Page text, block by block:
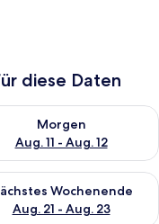
diese Daten
Aug. 10 - Aug.
Morgen
Aug. 11 - Aug. 12
die Verfügbarkeit
Aug. 14
Wochenende
Aug. 21 - Aug. 23
die Verfügbarkeit